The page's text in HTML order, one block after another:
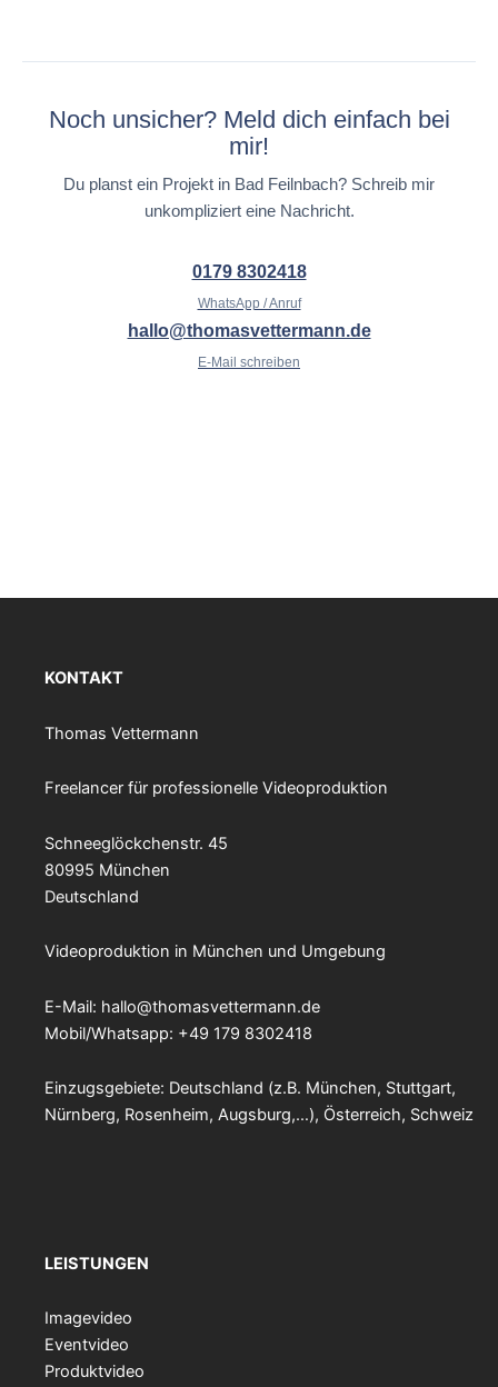
Noch unsicher? Meld dich einfach bei
mir!
Du planst ein Projekt in Bad Feilnbach? Schreib mir
unkompliziert eine Nachricht.
0179 8302418
WhatsApp / Anruf
hallo@thomasvettermann.de
E-Mail schreiben
KONTAKT
Thomas Vettermann
Freelancer für professionelle Videoproduktion
Schneeglöckchenstr. 45
80995 München
Deutschland
Videoproduktion in München und Umgebung
E-Mail: hallo@thomasvettermann.de
Mobil/Whatsapp: +49 179 8302418
Einzugsgebiete: Deutschland (z.B. München, Stuttgart,
Nürnberg, Rosenheim, Augsburg,…), Österreich, Schweiz
LEISTUNGEN
Imagevideo
Eventvideo
Produktvideo